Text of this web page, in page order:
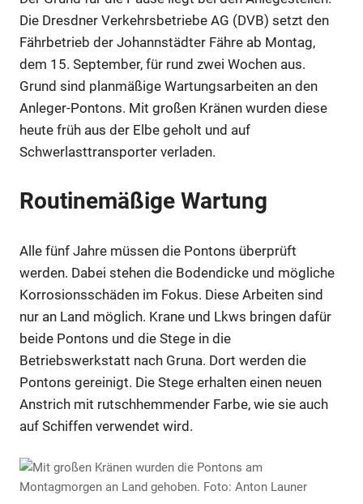
Die Dresdner Verkehrsbetriebe AG (DVB) setzt den
Fährbetrieb der Johannstädter Fähre ab Montag,
dem 15. September, für rund zwei Wochen aus.
Grund sind planmäßige Wartungsarbeiten an den
Anleger-Pontons. Mit großen Kränen wurden diese
heute früh aus der Elbe geholt und auf
Schwerlasttransporter verladen.
Routinemäßige Wartung
Alle fünf Jahre müssen die Pontons überprüft
werden. Dabei stehen die Bodendicke und mögliche
Korrosionsschäden im Fokus. Diese Arbeiten sind
nur an Land möglich. Krane und Lkws bringen dafür
beide Pontons und die Stege in die
Betriebswerkstatt nach Gruna. Dort werden die
Pontons gereinigt. Die Stege erhalten einen neuen
Anstrich mit rutschhemmender Farbe, wie sie auch
auf Schiffen verwendet wird.